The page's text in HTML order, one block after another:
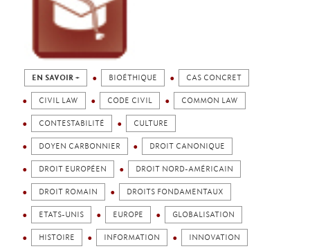
EN SAVOIR + BIOÉTHIQUE CAS CONCRET
CIVIL LAW CODE CIVIL COMMON LAW
CONTESTABILITÉ CULTURE
DOYEN CARBONNIER DROIT CANONIQUE
DROIT EUROPÉEN DROIT NORD-AMÉRICAIN
DROIT ROMAIN DROITS FONDAMENTAUX
ETATS-UNIS EUROPE GLOBALISATION
HISTOIRE INFORMATION INNOVATION